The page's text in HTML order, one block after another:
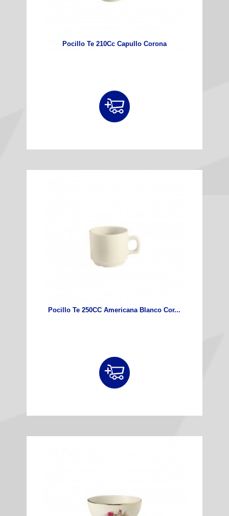
Pocillo Te 210Cc Capullo Corona
Pocillo Te 250CC Americana Blanco Cor...